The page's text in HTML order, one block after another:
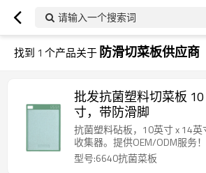
请输入一个搜索词
找到 1 个产品关于防滑切菜板供应商
批发抗菌塑料切菜板
寸，带防滑脚
抗菌塑料砧板，10英寸 x 14
收集器。提供OEM/ODM服务！
型号:6640抗菌菜板